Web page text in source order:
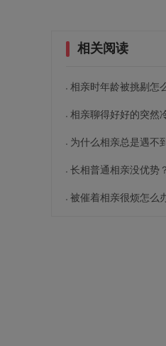
相关阅读
相亲时年龄被挑剔怎
相亲聊得好好的突然
为什么相亲总是遇不
长相普通相亲没优势
被催着相亲很烦怎么